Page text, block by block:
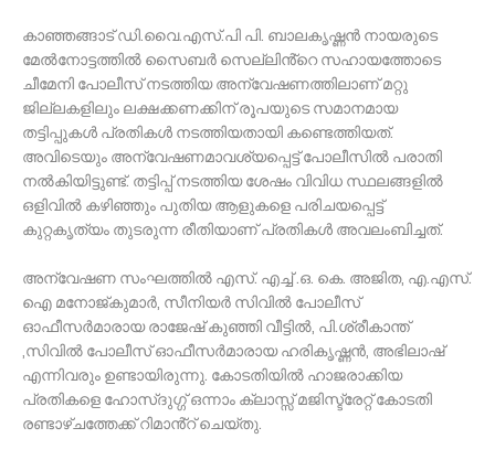
കാഞ്ഞങ്ങാട് ഡി.വൈ.എസ്.പി പി. ബാലകൃഷ്ണൻ നായരുടെ
മേൽനോട്ടത്തിൽ സൈബർ സെല്ലിൻ്റെ സഹായത്തോടെ
ചീമേനി പോലീസ് നടത്തിയ അന്വേഷണത്തിലാണ് മറ്റു
ജില്ലകളിലും ലക്ഷക്കണക്കിന് രൂപയുടെ സമാനമായ
തട്ടിപ്പുകൾ പ്രതികൾ നടത്തിയതായി കണ്ടെത്തിയത്.
അവിടെയും അന്വേഷണമാവശ്യപ്പെട്ട് പോലീസിൽ പരാതി
നൽകിയിട്ടുണ്ട്. തട്ടിപ്പ് നടത്തിയ ശേഷം വിവിധ സ്ഥലങ്ങളിൽ
ഒളിവിൽ കഴിഞ്ഞും പുതിയ ആളുകളെ പരിചയപ്പെട്ട്
കുറ്റകൃത്യം തുടരുന്ന രീതിയാണ് പ്രതികൾ അവലംബിച്ചത്.
അന്വേഷണ സംഘത്തിൽ എസ്. എച്ച് .ഒ. കെ. അജിത, എ.എസ്.
ഐ മനോജ്കുമാർ, സീനിയർ സിവിൽ പോലീസ്
ഓഫീസർമാരായ രാജേഷ് കുഞ്ഞി വീട്ടിൽ, പി.ശ്രീകാന്ത്
,സിവിൽ പോലീസ് ഓഫീസർമാരായ ഹരികൃഷ്ണൻ, അഭിലാഷ്
എന്നിവരും ഉണ്ടായിരുന്നു. കോടതിയിൽ ഹാജരാക്കിയ
പ്രതികളെ ഹോസ്ദുഗ്ഗ് ഒന്നാം ക്ലാസ്സ് മജിസ്ട്രേറ്റ് കോടതി
രണ്ടാഴ്ചത്തേക്ക് റിമാൻ്റ് ചെയ്തു.